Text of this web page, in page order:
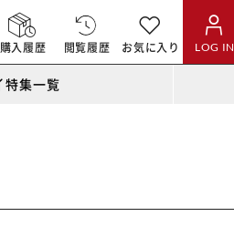
購入履歴 閲覧履歴 お気に入り LOG IN
特集一覧